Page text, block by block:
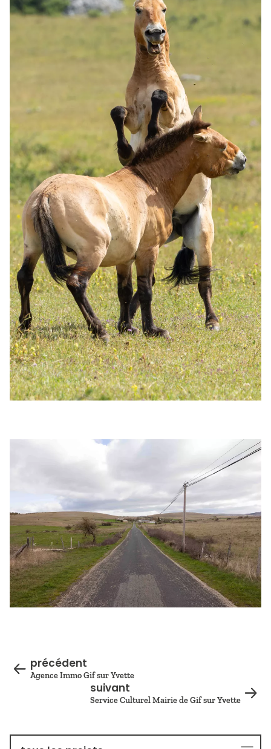
précédent
Agence Immo Gif sur Yvette
suivant
Service Culturel Mairie de Gif sur Yvette